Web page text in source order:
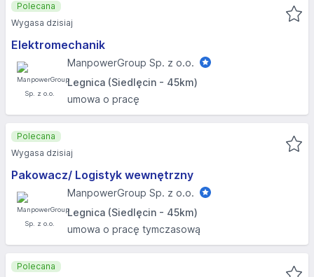
Elektromechanik
ManpowerGroup Sp. z o.o.
Legnica (Siedlęcin - 45km)
umowa o pracę
Polecana
Wygasa dzisiaj
Pakowacz/ Logistyk wewnętrzny
ManpowerGroup Sp. z o.o.
Legnica (Siedlęcin - 45km)
umowa o pracę tymczasową
Polecana
Wygasa dzisiaj
Polecana